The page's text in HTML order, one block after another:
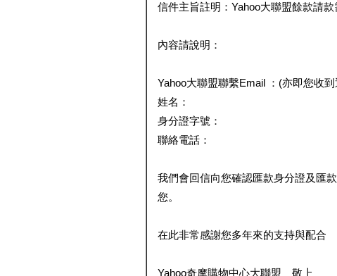
信件主旨註明：Yahoo大聯盟餘款請款
內容請說明：
Yahoo大聯盟聯繫Email ：(亦即您收
姓名：
身分證字號：
聯絡電話：
我們會回信向您確認匯款身分證及匯
您。
在此非常感謝您多年來的支持與配合
Yahoo奇摩購物中心大聯盟 敬上